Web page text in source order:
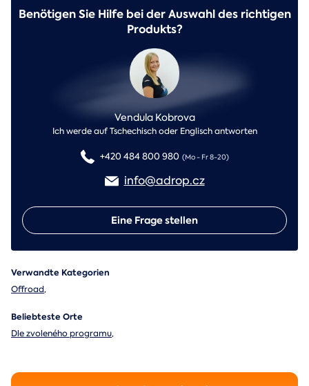
Benötigen Sie Hilfe bei der Auswahl des richtigen
Produkts?
Vendula Kobrova
Ich werde auf Tschechisch oder Englisch antworten
+420 484 800 980 (Mo - Fr 8-20)
info@adrop.cz
Eine Frage stellen
Verwandte Kategorien
Offroad,
Beliebteste Orte
Dle zvoleného programu,